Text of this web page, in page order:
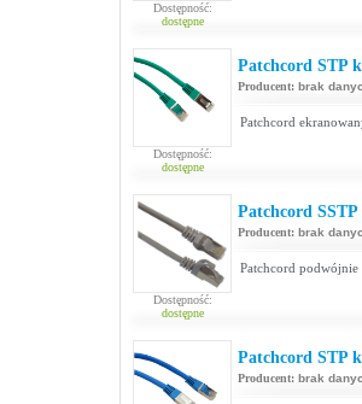
Dostępność:
dostępne
Dostępność:
dostępne
Patchcord STP
Producent: brak
Patchcord
Dostępność:
dostępne
Patchcord
Producent: brak
Patchcord podwójnie
Patchcord STP
Producent: brak